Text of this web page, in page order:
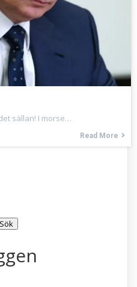
sällan! I morse…
Read More
Sök